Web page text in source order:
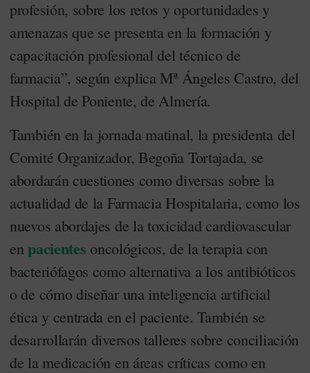
profesión, sobre los retos y oportunidades y
amenazas que se presenta en la formación y
capacitación profesional del técnico de
farmacia”, según explica Mª Ángeles Castro, del
Hospital de Poniente, de Almería.
También en la jornada matinal, la presidenta del
Comité Organizador, Begoña Tortajada, se
abordarán cuestiones como diversas sobre la
actualidad de la Farmacia Hospitalaria, como los
nuevos abordajes de la toxicidad cardiovascular
enpacientes oncológicos, de la terapia con
bacteriófagos como alternativa a los antibióticos
o de cómo diseñar una inteligencia artificial
ética y centrada en el paciente. También se
desarrollarán diversos talleres sobre conciliación
de la medicación en áreas críticas como en